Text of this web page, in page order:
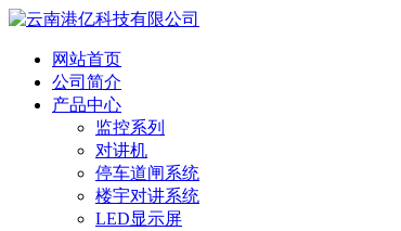
网站首页
公司简介
产品中心
监控系列
对讲机
停车道闸系统
楼宇对讲系统
LED显示屏